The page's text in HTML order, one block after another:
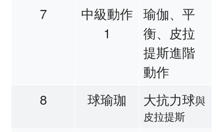
7
中級動作
1
瑜伽、平
衡、皮拉
提斯進階
動作
8
球瑜珈 大抗力球與
皮拉提斯